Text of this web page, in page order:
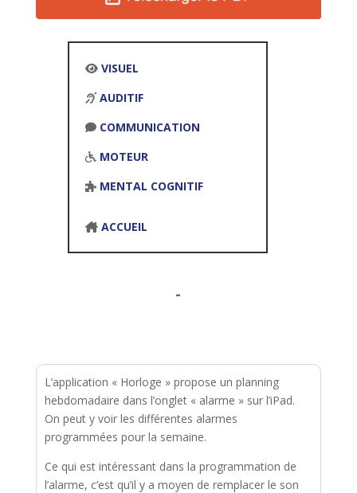
VISUEL
AUDITIF
COMMUNICATION
MOTEUR
MENTAL COGNITIF
ACCUEIL
-
L’application « Horloge » propose un planning
hebdomadaire dans l’onglet « alarme » sur l’iPad.
On peut y voir les différentes alarmes
programmées pour la semaine.
Ce qui est intéressant dans la programmation de
l’alarme, c’est qu’il y a moyen de remplacer le son